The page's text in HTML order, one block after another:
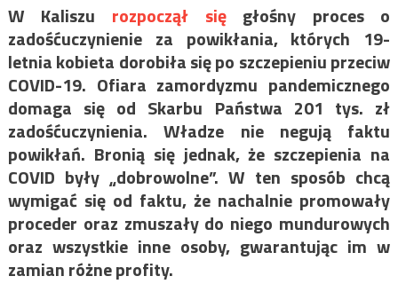
W Kaliszu rozpoczął sięgłośny proces o
zadośćuczynienie za powikłania, których 19-
letnia kobieta dorobiła się po szczepieniu przeciw
COVID-19. Ofiara zamordyzmu pandemicznego
domaga się od Skarbu Państwa 201 tys. zł
zadośćuczynienia. Władze nie negują faktu
powikłań. Bronią się jednak, że szczepienia na
COVID były „dobrowolne”. W ten sposób chcą
wymigać się od faktu, że nachalnie promowały
proceder oraz zmuszały do niego mundurowych
oraz wszystkie inne osoby, gwarantując im w
zamian różne profity.